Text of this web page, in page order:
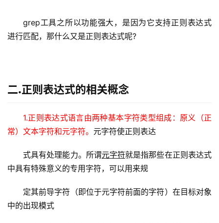
grep工具之所以功能强大，是因为它支持正则表达式
进行匹配，那什么又是正则表达式呢?
二.正则表达式的相关概念
1.正则表达式语言由两种基本字符类型组成：原义（正
常）文本字符和元字符。 元字符使正则表达
式具有处理能力。所谓元字符就是指那些在正则表达式
中具有特殊意义的专用字符，可以用来规
定其前导字符（即位于元字符前面的字符）在目标对象
中的出现模式